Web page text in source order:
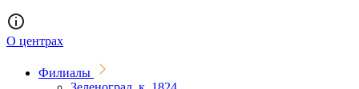
О центрах
Филиалы